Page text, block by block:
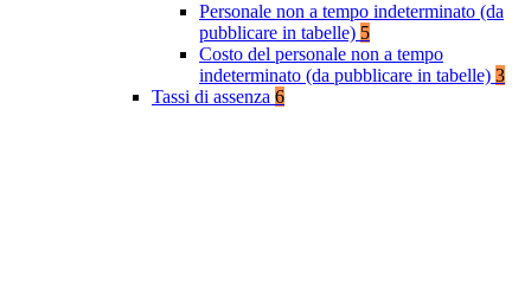
Personale non a tempo indeterminato (da
pubblicare in tabelle) 5
Costo del personale non a tempo
indeterminato (da pubblicare in tabelle) 3
Tassi di assenza 6